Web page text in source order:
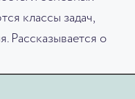
классы задач,
Рассказывается о